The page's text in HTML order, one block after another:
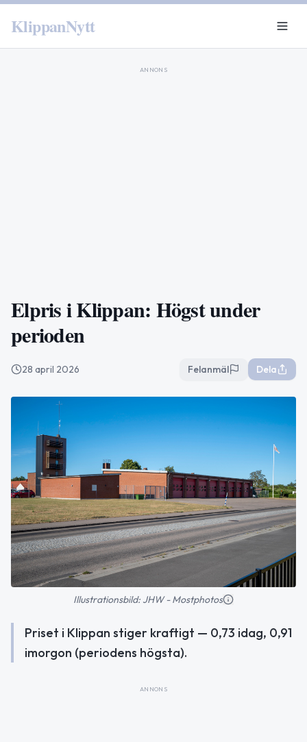
KlippanNytt
ANNONS
Elpris i Klippan: Högst under
perioden
28 april 2026 Felanmäl Dela
Illustrationsbild: JHW - Mostphotos
Priset i Klippan stiger kraftigt — 0,73 idag, 0,91
imorgon (periodens högsta).
ANNONS